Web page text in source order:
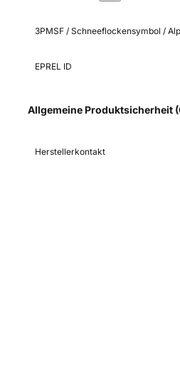
3PMSF / Schneeflockensymbol /
EPREL ID
Allgemeine Produktsicherheit
Herstellerkontakt